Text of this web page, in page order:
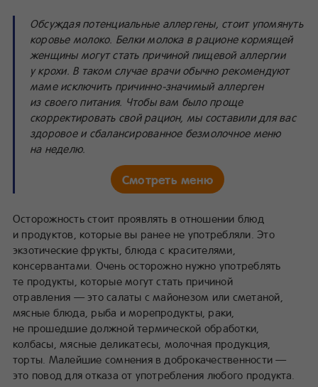
Обсуждая потенциальные аллергены, стоит упомянуть
коровье молоко. Белки молока в рационе кормящей
женщины могут стать причиной пищевой аллергии
у крохи. В таком случае врачи обычно рекомендуют
маме исключить причинно-значимый аллерген
из своего питания. Чтобы вам было проще
скорректировать свой рацион, мы составили для вас
здоровое и сбалансированное безмолочное меню
на неделю.
Смотреть меню
Осторожность стоит проявлять в отношении блюд
и продуктов, которые вы ранее не употребляли. Это
экзотические фрукты, блюда с красителями,
консервантами. Очень осторожно нужно употреблять
те продукты, которые могут стать причиной
отравления — это салаты с майонезом или сметаной,
мясные блюда, рыба и морепродукты, раки,
не прошедшие должной термической обработки,
колбасы, мясные деликатесы, молочная продукция,
торты. Малейшие сомнения в доброкачественности —
это повод для отказа от употребления любого продукта.